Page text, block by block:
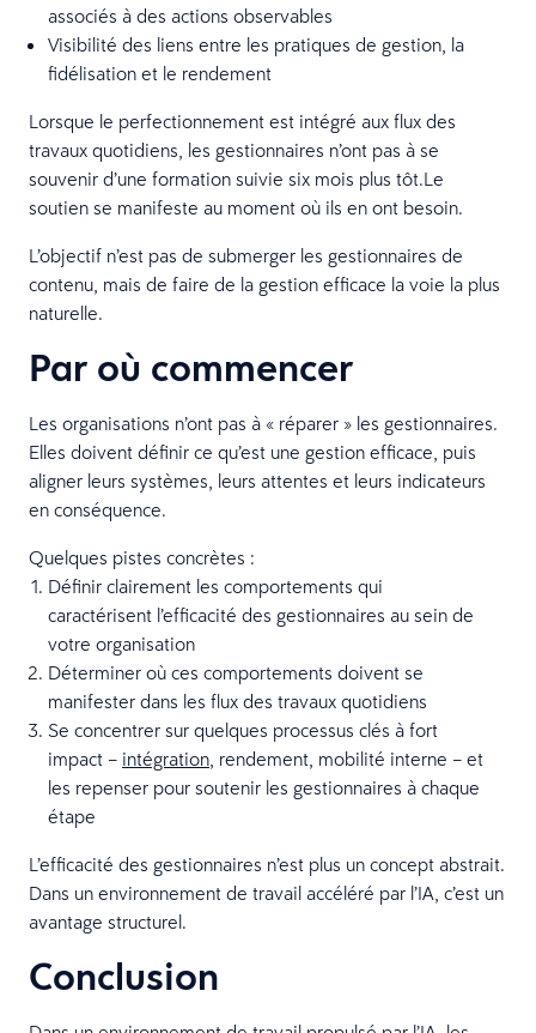
associés à des actions observables
Visibilité des liens entre les pratiques de gestion, la
fidélisation et le rendement
Lorsque le perfectionnement est intégré aux flux des
travaux quotidiens, les gestionnaires n’ont pas à se
souvenir d’une formation suivie six mois plus tôt.Le
soutien se manifeste au moment où ils en ont besoin.
L’objectif n’est pas de submerger les gestionnaires de
contenu, mais de faire de la gestion efficace la voie la plus
naturelle.
Par où commencer
Les organisations n’ont pas à « réparer » les gestionnaires.
Elles doivent définir ce qu’est une gestion efficace, puis
aligner leurs systèmes, leurs attentes et leurs indicateurs
en conséquence.
Quelques pistes concrètes :
Définir clairement les comportements qui
caractérisent l’efficacité des gestionnaires au sein de
votre organisation
Déterminer où ces comportements doivent se
manifester dans les flux des travaux quotidiens
Se concentrer sur quelques processus clés à fort
impact – intégration , rendement, mobilité interne – et
les repenser pour soutenir les gestionnaires à chaque
étape
L’efficacité des gestionnaires n’est plus un concept abstrait.
Dans un environnement de travail accéléré par l’IA, c’est un
avantage structurel.
Conclusion